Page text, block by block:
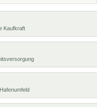
Kaufkraft